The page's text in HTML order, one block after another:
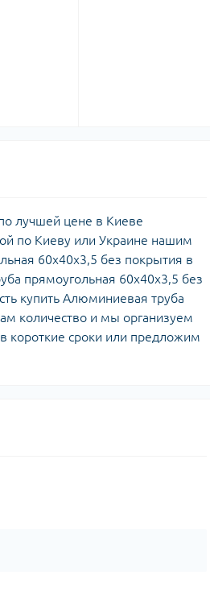
лучшей цене в Киеве
по Киеву или Украине нашим
60х40х3,5 без покрытия в
прямоугольная 60х40х3,5 без
купить Алюминиевая труба
количество и мы организуем
короткие сроки или предложим